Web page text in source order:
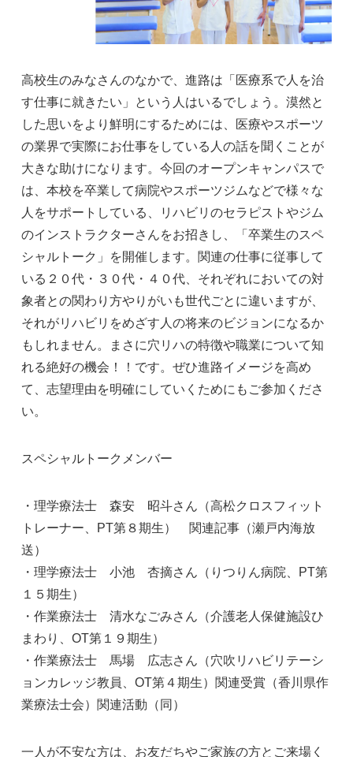
高校生のみなさんのなかで、進路は「医療系で人を治
す仕事に就きたい」という人はいるでしょう。漠然と
した思いをより鮮明にするためには、医療やスポーツ
の業界で実際にお仕事をしている人の話を聞くことが
大きな助けになります。今回のオープンキャンパスで
は、本校を卒業して病院やスポーツジムなどで様々な
人をサポートしている、リハビリのセラピストやジム
のインストラクターさんをお招きし、「卒業生のスペ
シャルトーク」を開催します。関連の仕事に従事して
いる２０代・３０代・４０代、それぞれにおいての対
象者との関わり方やりがいも世代ごとに違いますが、
それがリハビリをめざす人の将来のビジョンになるか
もしれません。まさに穴リハの特徴や職業について知
れる絶好の機会！！です。ぜひ進路イメージを高め
て、志望理由を明確にしていくためにもご参加くださ
い。
スペシャルトークメンバー
・理学療法士 森安 昭斗さん（高松クロスフィット
トレーナー、PT第８期生） 関連記事（瀬戸内海放
送）
・理学療法士 小池 杏摘さん（りつりん病院、PT第
１５期生）
・作業療法士 清水なごみさん（介護老人保健施設ひ
まわり、OT第１９期生）
・作業療法士 馬場 広志さん（穴吹リハビリテーシ
ョンカレッジ教員、OT第４期生） 関連受賞（香川県作
業療法士会） 関連活動（同）
一人が不安な方は、お友だちやご家族の方とご来場く